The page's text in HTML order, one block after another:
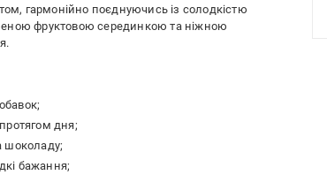
гармонійно поєднуючись із солодкістю
фруктовою серединкою та ніжною
дня;
шоколаду;
бажання;